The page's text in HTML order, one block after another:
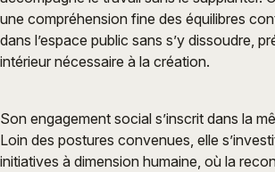
une compréhension fine des équilibres
dans l’espace public sans s’y dissoudre,
intérieur nécessaire à la création.
Son engagement social s’inscrit dans la
Loin des postures convenues, elle
initiatives à dimension humaine, où la